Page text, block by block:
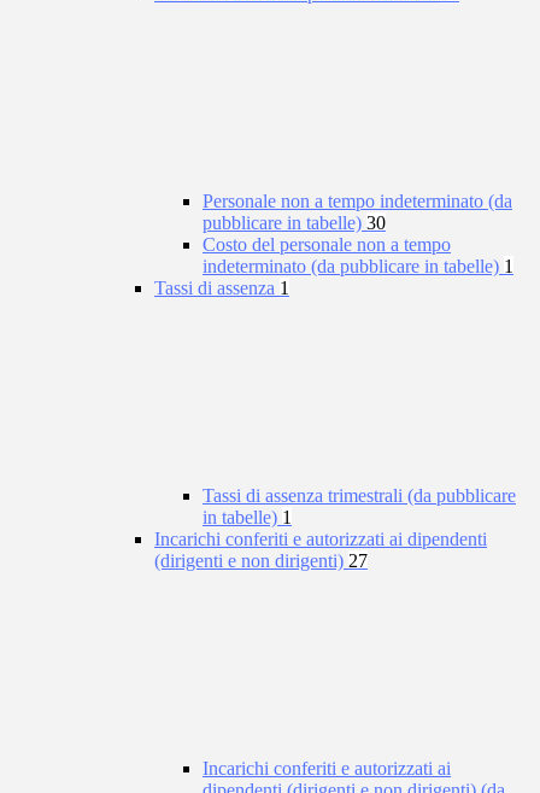
Personale non a tempo indeterminato (da
pubblicare in tabelle) 30
Costo del personale non a tempo
indeterminato (da pubblicare in tabelle) 1
Tassi di assenza 1
Tassi di assenza trimestrali (da pubblicare
in tabelle) 1
Incarichi conferiti e autorizzati ai dipendenti
(dirigenti e non dirigenti) 27
Incarichi conferiti e autorizzati ai